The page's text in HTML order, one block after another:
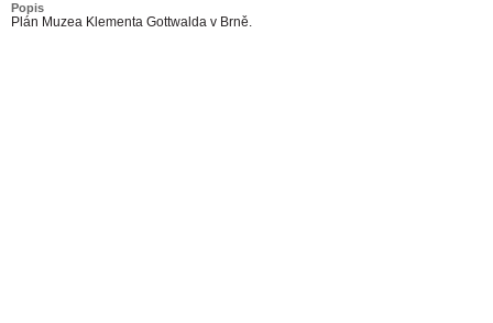
Popis
Plán Muzea Klementa Gottwalda v Brně.